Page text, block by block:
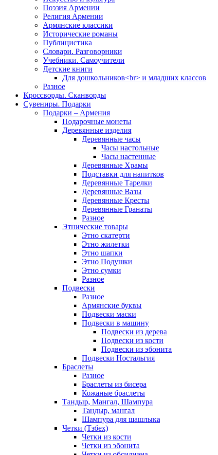
Поэзия Армении
Религия Армении
Армянские классики
Исторические романы
Публицистика
Словари. Разговорники
Учебники. Самоучители
Детские книги
Для дошкольников<br> и младших классов
Разное
Кроссворды. Сканворды
Сувениры. Подарки
Подарки – Армения
Подарочные монеты
Деревянные изделия
Деревянные часы
Часы настольные
Часы настенные
Деревянные Храмы
Подставки для напитков
Деревянные Тарелки
Деревянные Вазы
Деревянные Кресты
Деревянные Гранаты
Разное
Этнические товары
Этно скатерти
Этно жилетки
Этно шапки
Этно Подушки
Этно сумки
Разное
Подвески
Разное
Армянские буквы
Подвески маски
Подвески в машину
Подвески из дерева
Подвески из кости
Подвески из эбонита
Подвески Ностальгия
Браслеты
Разное
Браслеты из бисера
Кожаные браслеты
Тандыр, Мангал, Шампура
Тандыр, мангал
Шампура для шашлыка
Четки (Тзбех)
Четки из кости
Четки из эбонита